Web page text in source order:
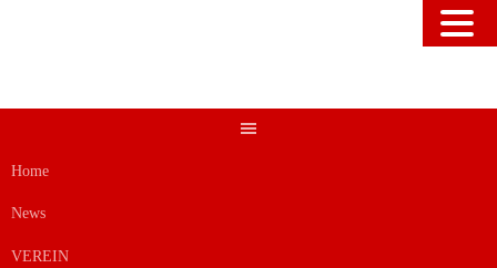
Inhalt
Home
News
VEREIN